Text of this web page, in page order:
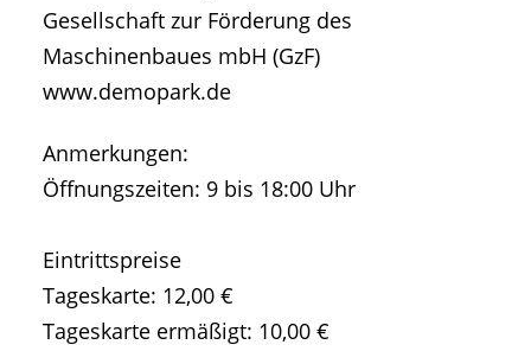
Gesellschaft zur Förderung des
Maschinenbaues mbH (GzF)
www.demopark.de
Anmerkungen:
Öffnungszeiten: 9 bis 18:00 Uhr
Eintrittspreise
Tageskarte: 12,00 €
Tageskarte ermäßigt: 10,00 €